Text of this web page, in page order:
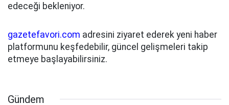
edeceği bekleniyor.
gazetefavori.com adresini ziyaret ederek yeni haber
platformunu keşfedebilir, güncel gelişmeleri takip
etmeye başlayabilirsiniz.
Gündem